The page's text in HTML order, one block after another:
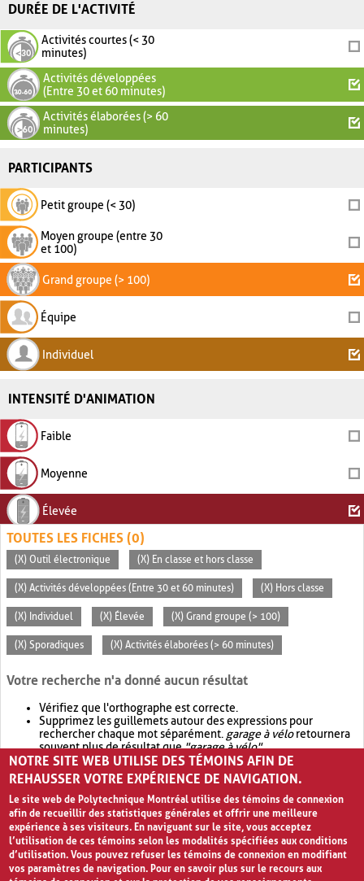
DURÉE DE L'ACTIVITÉ
Activités courtes (< 30
minutes)
Activités développées
(Entre 30 et 60 minutes)
Activités élaborées (> 60
minutes)
PARTICIPANTS
Petit groupe (< 30)
Moyen groupe (entre 30
et 100)
Grand groupe (> 100)
Équipe
Individuel
INTENSITÉ D'ANIMATION
Faible
Moyenne
Élevée
TOUTES LES FICHES (0)
(X) Outil électronique (X) En classe et hors classe
(X) Activités développées (Entre 30 et 60 minutes) (X) Hors classe
(X) Individuel (X) Élevée (X) Grand groupe (> 100)
(X) Sporadiques (X) Activités élaborées (> 60 minutes)
Votre recherche n'a donné aucun résultat
Vérifiez que l'orthographe est correcte.
Supprimez les guillemets autour des expressions pour
rechercher chaque mot séparément. garage à véloretournera
souvent plus de résultat que"garage à vélo".
Envisagez d'élargir votre recherche avec OR.garage OR vélo
retournera souvent plus de résultat quegarage à vélo
NOTRE SITE WEB UTILISE DES TÉMOINS AFIN DE
REHAUSSER VOTRE EXPÉRIENCE DE NAVIGATION.
Le site web de Polytechnique Montréal utilise des témoins de connexion
afin de recueillir des statistiques générales et offrir une meilleure
expérience à ses visiteurs. En naviguant sur le site, vous acceptez
l’utilisation de ces témoins selon les modalités spécifiées aux conditions
d’utilisation. Vous pouvez refuser les témoins de connexion en modifiant
vos paramètres de navigation. Pour en savoir plus sur le recours aux